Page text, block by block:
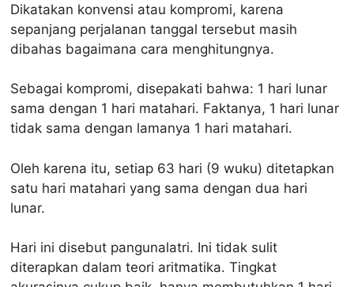
Dikatakan konvensi atau kompromi, karena
sepanjang perjalanan tanggal tersebut masih
dibahas bagaimana cara menghitungnya.
Sebagai kompromi, disepakati bahwa: 1 hari lunar
sama dengan 1 hari matahari. Faktanya, 1 hari lunar
tidak sama dengan lamanya 1 hari matahari.
Oleh karena itu, setiap 63 hari (9 wuku) ditetapkan
satu hari matahari yang sama dengan dua hari
lunar.
Hari ini disebut pangunalatri. Ini tidak sulit
diterapkan dalam teori aritmatika. Tingkat